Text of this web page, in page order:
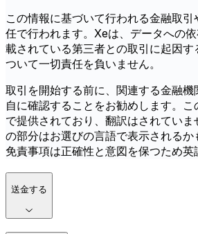
この情報に基づいて行われる金融取
任で行われます。Xeは、データへの
載されている第三者との取引に起因
ついて一切責任を負いません。
取引を開始する前に、関連する金融
自に確認することをお勧めします。
で提供されており、翻訳はされてい
の部分はお選びの言語で表示される
免責事項は正確性と意図を保つため英
送金する